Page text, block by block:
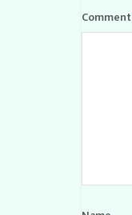
Comment